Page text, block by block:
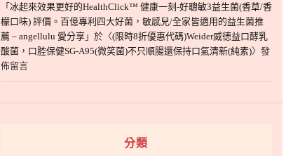
「 冰起來效果更好的HealthClick™ 健康一刻-好聰敏3益生菌(香草/香
檬口味) 評價。百億專利四大好菌，敏感兒/全家皆適用的益生菌推
薦 – angellulu 愛分享 」於〈(限時8折優惠代碼)Weider威德益口酵乳
酸菌，口腔保健SG-A95(微笑菌)不只順腸還保持口氣清新(純素)〉發
佈留言
分類